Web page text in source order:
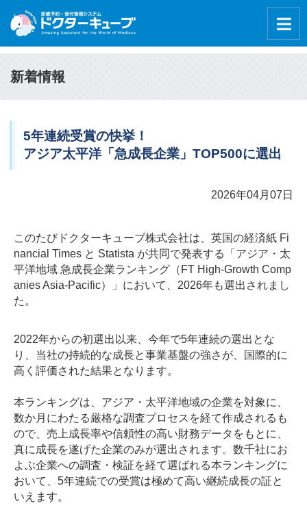
新着情報
5年連続受賞の快挙！
アジア太平洋「急成長企業」TOP500に選出
2026年04月07日
このたびドクターキューブ株式会社は、英国の経済紙 Fi
nancial Times と Statista が共同で発表する「アジア・太
平洋地域 急成長企業ランキング（FT High-Growth Comp
anies Asia-Pacific）」において、2026年も選出されまし
た。
2022年からの初選出以来、今年で5年連続の選出とな
り、当社の持続的な成長と事業基盤の強さが、国際的に
高く評価された結果となります。
本ランキングは、アジア・太平洋地域の企業を対象に、
数か月にわたる厳格な調査プロセスを経て作成されるも
ので、売上成長率や信頼性の高い財務データをもとに、
真に成長を遂げた企業のみが選出されます。数千社にお
よぶ企業への調査・検証を経て選ばれる本ランキングに
おいて、5年連続での受賞は極めて高い継続成長の証と
いえます。